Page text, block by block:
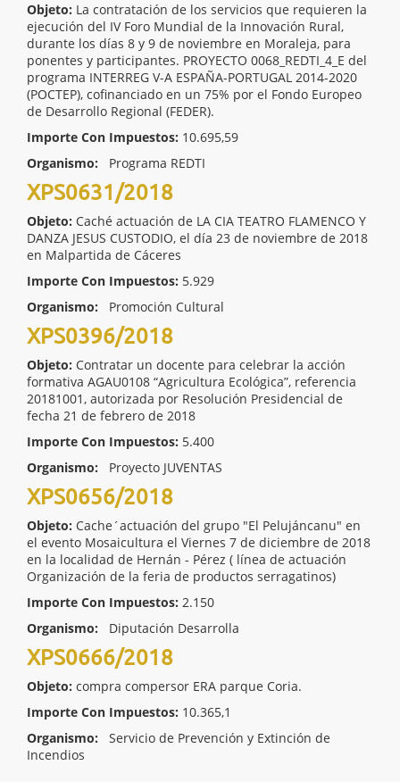
Objeto: La contratación de los servicios que requieren la
ejecución del IV Foro Mundial de la Innovación Rural,
durante los días 8 y 9 de noviembre en Moraleja, para
ponentes y participantes. PROYECTO 0068_REDTI_4_E del
programa INTERREG V-A ESPAÑA-PORTUGAL 2014-2020
(POCTEP), cofinanciado en un 75% por el Fondo Europeo
de Desarrollo Regional (FEDER).
Importe Con Impuestos: 10.695,59
Organismo:
Programa REDTI
XPS0631/2018
Objeto: Caché actuación de LA CIA TEATRO FLAMENCO Y
DANZA JESUS CUSTODIO, el día 23 de noviembre de 2018
en Malpartida de Cáceres
Importe Con Impuestos: 5.929
Organismo:
Promoción Cultural
XPS0396/2018
Objeto: Contratar un docente para celebrar la acción
formativa AGAU0108 “Agricultura Ecológica”, referencia
20181001, autorizada por Resolución Presidencial de
fecha 21 de febrero de 2018
Importe Con Impuestos: 5.400
Organismo:
Proyecto JUVENTAS
XPS0656/2018
Objeto: Cache´actuación del grupo "El Pelujáncanu" en
el evento Mosaicultura el Viernes 7 de diciembre de 2018
en la localidad de Hernán - Pérez ( línea de actuación
Organización de la feria de productos serragatinos)
Importe Con Impuestos: 2.150
Organismo:
Diputación Desarrolla
XPS0666/2018
Objeto: compra compersor ERA parque Coria.
Importe Con Impuestos: 10.365,1
Organismo:
Servicio de Prevención y Extinción de
Incendios